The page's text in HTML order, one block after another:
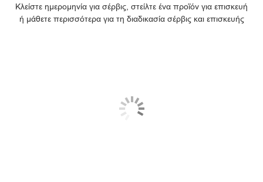
Κλείστε ημερομηνία για σέρβις, στείλτε ένα προϊόν για επισκευή
ή μάθετε περισσότερα για τη διαδικασία σέρβις και επισκευής